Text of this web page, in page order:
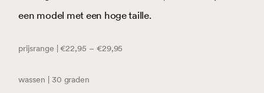
een model met een hoge taille.
prijsrange | €22,95 – €29,95
wassen | 30 graden